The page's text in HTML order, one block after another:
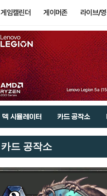
게임캘린더 게이머존 라이브/
덱 시뮬레이터 카드 공작소
카드 공작소